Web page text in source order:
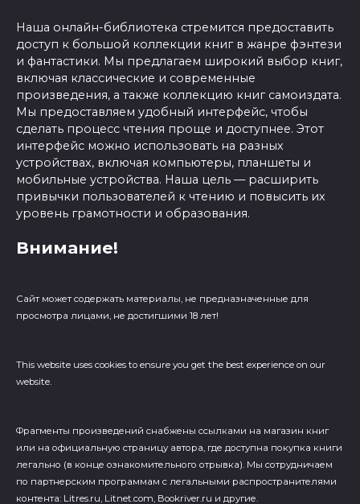
Наша онлайн-библиотека стремится предоставить
доступ к большой коллекции книг в жанре фэнтези
и фантастики. Мы предлагаем широкий выбор книг,
включая классические и современные
произведения, а также коллекцию книг самоиздата.
Мы предоставляем удобный интерфейс, чтобы
сделать процесс чтения проще и доступнее. Этот
интерфейс можно использовать на разных
устройствах, включая компьютеры, планшеты и
мобильные устройства. Наша цель — расширить
привычки пользователей к чтению и повысить их
уровень грамотности и образования.
Внимание!
Сайт может содержать материалы, не предназначенные для
просмотра лицами, не достигшими 18 лет!
This website uses cookies to ensure you get the best experience on our
website.
Фрагменты произведений cнабжены ссылками на магазин книг
или на официальную страницу автора, где доступна покупка книги
легально (в конце ознакомительного отрывка). Мы сотрудничаем
по партнерским программам с легальными распространителями
контента: Litres.ru, Litnet.com, Bookriver.ru и другие.